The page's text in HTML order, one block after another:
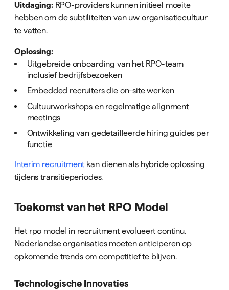
Uitdaging:RPO-providers kunnen initieel moeite
hebben om de subtiliteiten van uw organisatiecultuur
te vatten.
Oplossing:
Uitgebreide onboarding van het RPO-team
inclusief bedrijfsbezoeken
Embedded recruiters die on-site werken
Cultuurworkshops en regelmatige alignment
meetings
Ontwikkeling van gedetailleerde hiring guides per
functie
Interim recruitment kan dienen als hybride oplossing
tijdens transitieperiodes.
Toekomst van het RPO Model
Het rpo model in recruitment evolueert continu.
Nederlandse organisaties moeten anticiperen op
opkomende trends om competitief te blijven.
Technologische Innovaties